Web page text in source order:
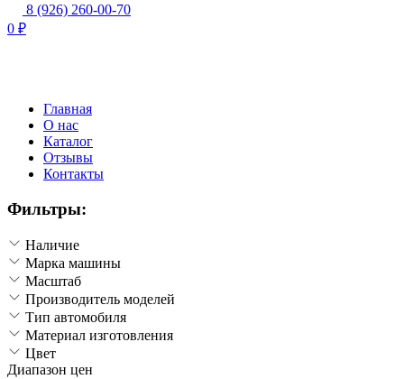
8 (926) 260-00-70
0 ₽
Главная
О нас
Каталог
Отзывы
Контакты
Фильтры:
Наличие
Марка машины
Масштаб
Производитель моделей
Тип автомобиля
Материал изготовления
Цвет
Диапазон цен